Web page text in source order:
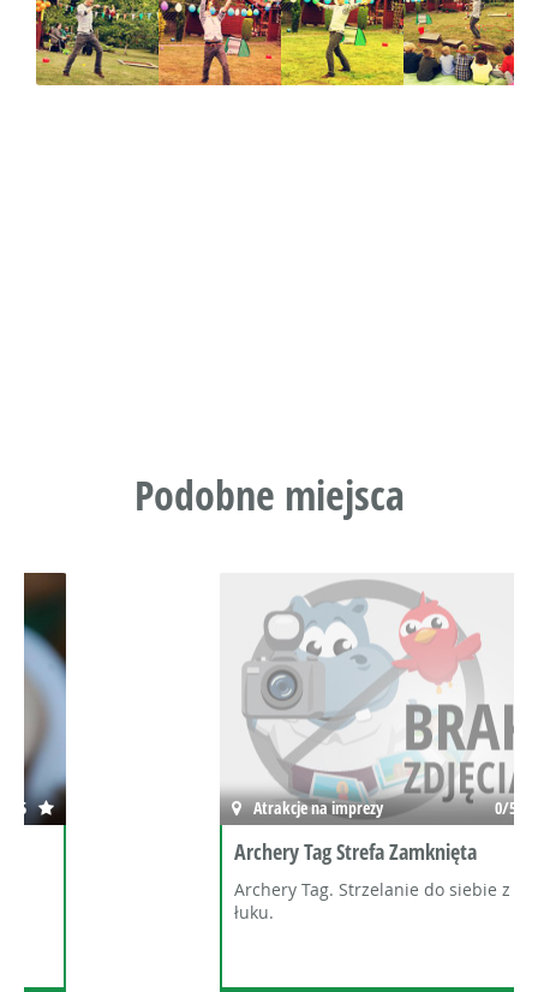
Podobne miejsca
Atrakcje na imprezy 0/5
Archery Tag Strefa Zamknięta
Archery Tag. Strzelanie do siebie z